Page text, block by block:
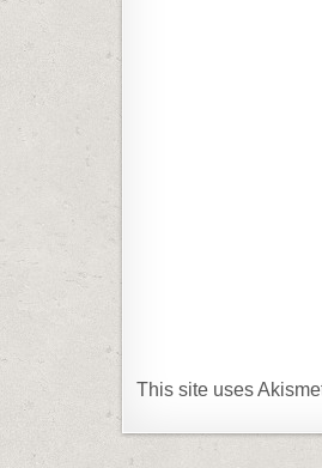
This site uses